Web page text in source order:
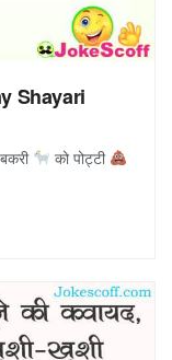
Shayari
को पोट्टी